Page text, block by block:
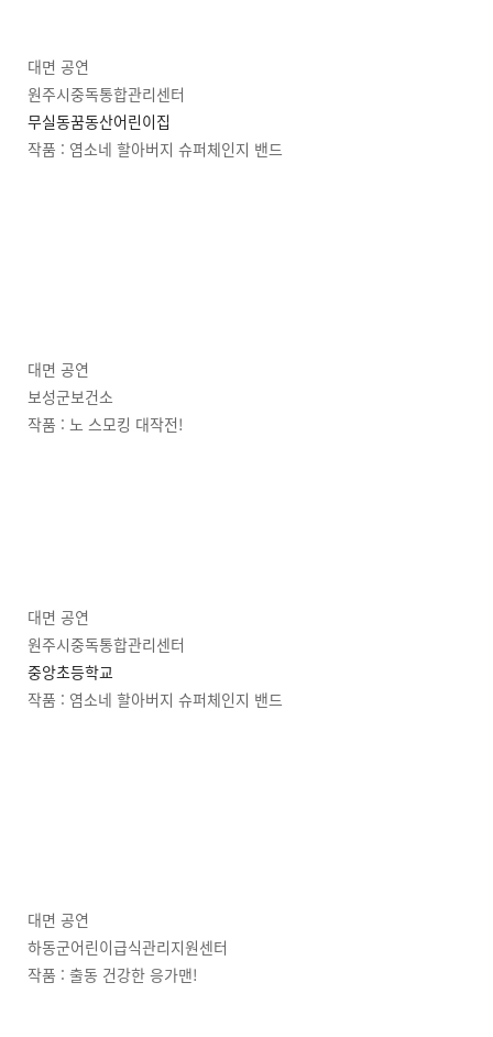
대면 공연
원주시중독통합관리센터
무실동꿈동산어린이집
작품 : 염소네 할아버지 슈퍼체인지 밴드
대면 공연
보성군보건소
작품 : 노 스모킹 대작전!
대면 공연
원주시중독통합관리센터
중앙초등학교
작품 : 염소네 할아버지 슈퍼체인지 밴드
대면 공연
하동군어린이급식관리지원센터
작품 : 출동 건강한 응가맨!